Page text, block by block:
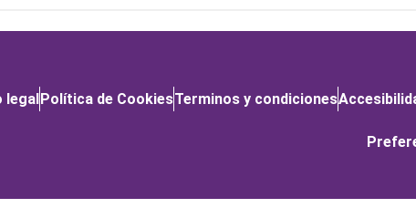
legalPolítica de CookiesTerminos y condiciones